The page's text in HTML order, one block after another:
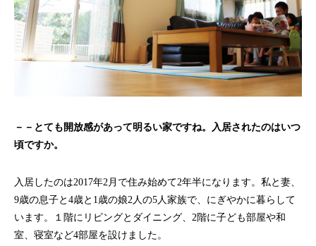
－－とても開放感があって明るい家ですね。入居されたのはいつ
頃ですか。
入居したのは2017年2月で住み始めて2年半になります。私と妻、
9歳の息子と4歳と1歳の娘2人の5人家族で、にぎやかに暮らして
います。１階にリビングとダイニング、2階に子ども部屋や和
室、寝室など4部屋を設けました。